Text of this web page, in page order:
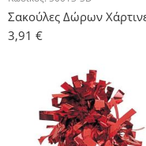
3,91 €